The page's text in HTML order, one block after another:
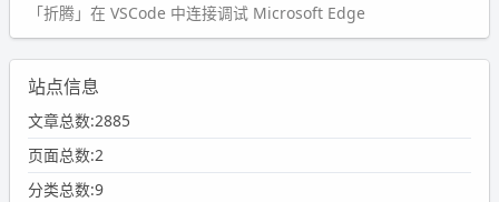
「折腾」在 VSCode 中连接调试 Microsoft Edge
站点信息
文章总数:2885
页面总数:2
分类总数:9